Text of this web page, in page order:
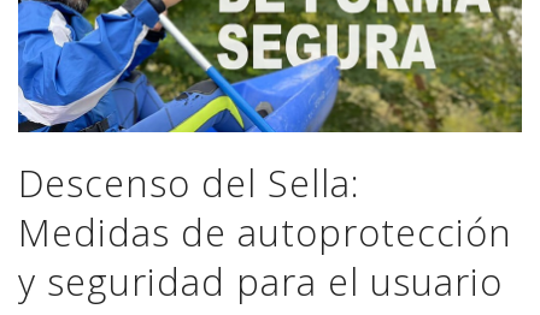
Descenso del Sella:
Medidas de autoprotección
y seguridad para el usuario